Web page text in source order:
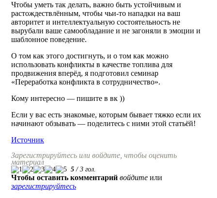
Чтобы уметь так делать, важно быть устойчивым и
растождествлённым, чтобы чьи-то нападки на ваш
авторитет и интеллектуальную состоятельность не
вырубали ваше самообладание и не загоняли в эмоции и
шаблонное поведение.
О том как этого достигнуть, и о том как можно
использовать конфликты в качестве топлива для
продвижения вперёд, я подготовил семинар
«Переработка конфликта в сотрудничество».
Кому интересно — пишите в вк ))
Если у вас есть знакомые, которым бывает тяжко если их
начинают обзывать — поделитесь с ними этой статьёй!
Источник
Зарегистрируйтесь или войдите, чтобы оценить
материал
5 / 3 гол.
Чтобы оставить комментарий войдите или
зарегистрируйтесь